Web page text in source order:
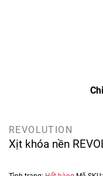
REVOLUTION
Xịt khóa nền